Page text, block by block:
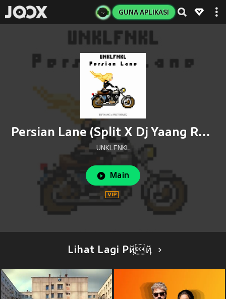
GUNA APLIKASI
Persian Lane (Split X Dj Yaang Remix)
UNKLFNKL
Main
Lihat Lagi Pҋҋ